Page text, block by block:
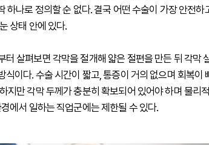
하나로 정의할 순 없다. 결국 어떤 수술이 가장 안전하
상태 안에 있다.
터 살펴보면 각막을 절개해 얇은 절편을 만든 뒤 각막
식이다. 수술 시간이 짧고, 통증이 거의 없으며 회복이
지만 각막 두께가 충분히 확보되어 있어야 하며 물리
에서 일하는 직업군에는 제한될 수 있다.